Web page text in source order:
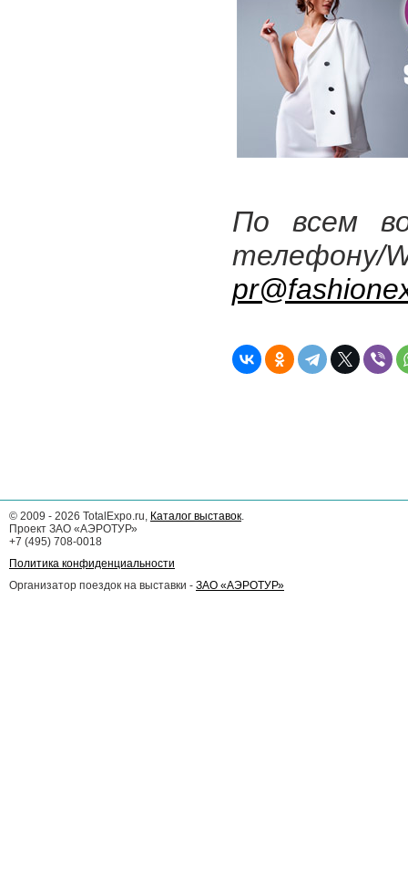
По всем
телефону/
© 2009 - 2026 TotalExpo.ru, Каталог выставок.
Проект ЗАО «АЭРОТУР»
+7 (495) 708-0018
Политика конфиденциальности
Организатор поездок на выставки - ЗАО «АЭРОТУР»